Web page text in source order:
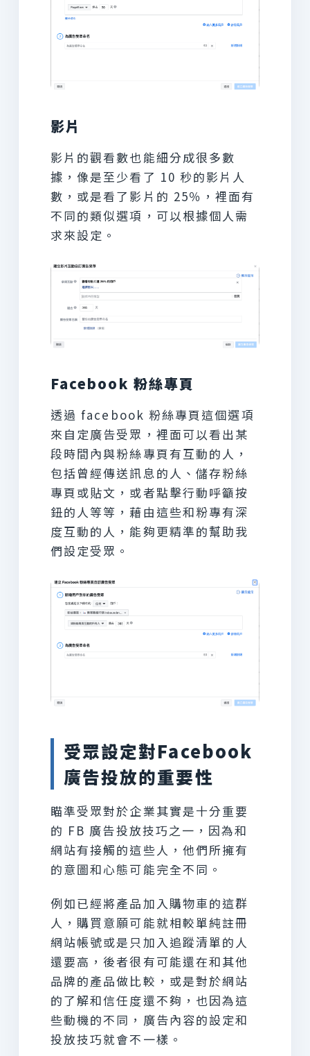
影片
影片的觀看數也能細分成很多數
據，像是至少看了 10 秒的影片人
數，或是看了影片的 25％，裡面有
不同的類似選項，可以根據個人需
求來設定。
Facebook 粉絲專頁
透過 facebook 粉絲專頁這個選項
來自定廣告受眾，裡面可以看出某
段時間內與粉絲專頁有互動的人，
包括曾經傳送訊息的人、儲存粉絲
專頁或貼文，或者點擊行動呼籲按
鈕的人等等，藉由這些和粉專有深
度互動的人，能夠更精準的幫助我
們設定受眾。
受眾設定對Facebook
廣告投放的重要性
瞄準受眾對於企業其實是十分重要
的 FB 廣告投放技巧之一，因為和
網站有接觸的這些人，他們所擁有
的意圖和心態可能完全不同。
例如已經將產品加入購物車的這群
人，購買意願可能就相較單純註冊
網站帳號或是只加入追蹤清單的人
還要高，後者很有可能還在和其他
品牌的產品做比較，或是對於網站
的了解和信任度還不夠，也因為這
些動機的不同，廣告內容的設定和
投放技巧就會不一樣。